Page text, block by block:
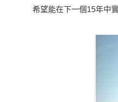
希望能在下一個15年中